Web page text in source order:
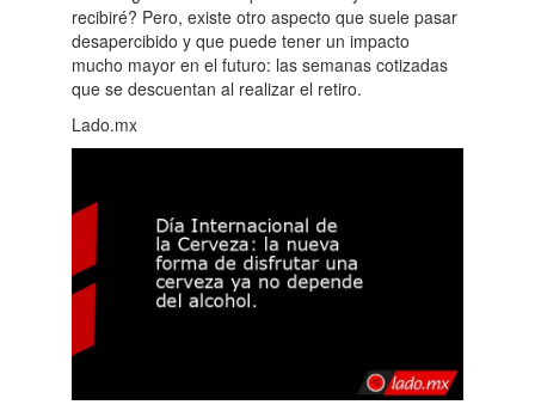
recibiré? Pero, existe otro aspecto que suele pasar
desapercibido y que puede tener un impacto
mucho mayor en el futuro: las semanas cotizadas
que se descuentan al realizar el retiro.
Lado.mx